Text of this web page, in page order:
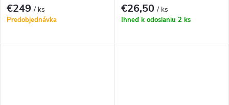
€249/ ks
Predobjednávka
€26,50/ ks
Ihneď k odoslaniu 2 ks